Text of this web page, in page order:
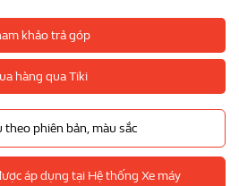
khảo trả góp
hàng qua Tiki
theo phiên bản, màu sắc
áp dụng tại Hệ thống Xe máy